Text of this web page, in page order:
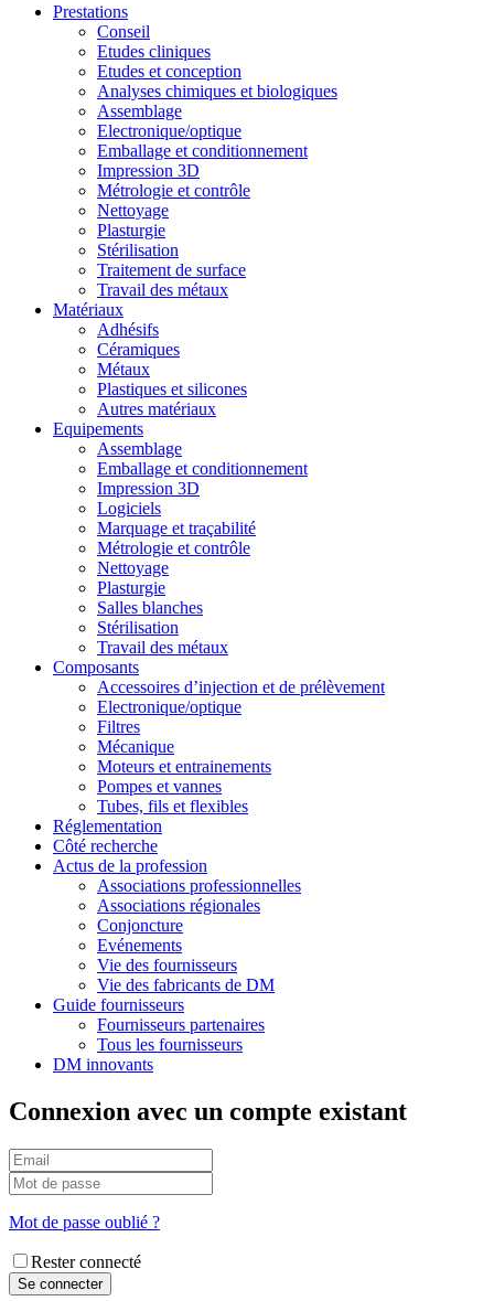
Prestations
Conseil
Etudes cliniques
Etudes et conception
Analyses chimiques et biologiques
Assemblage
Electronique/optique
Emballage et conditionnement
Impression 3D
Métrologie et contrôle
Nettoyage
Plasturgie
Stérilisation
Traitement de surface
Travail des métaux
Matériaux
Adhésifs
Céramiques
Métaux
Plastiques et silicones
Autres matériaux
Equipements
Assemblage
Emballage et conditionnement
Impression 3D
Logiciels
Marquage et traçabilité
Métrologie et contrôle
Nettoyage
Plasturgie
Salles blanches
Stérilisation
Travail des métaux
Composants
Accessoires d’injection et de prélèvement
Electronique/optique
Filtres
Mécanique
Moteurs et entrainements
Pompes et vannes
Tubes, fils et flexibles
Réglementation
Côté recherche
Actus de la profession
Associations professionnelles
Associations régionales
Conjoncture
Evénements
Vie des fournisseurs
Vie des fabricants de DM
Guide fournisseurs
Fournisseurs partenaires
Tous les fournisseurs
DM innovants
Connexion avec un compte existant
Mot de passe oublié ?
Rester connecté